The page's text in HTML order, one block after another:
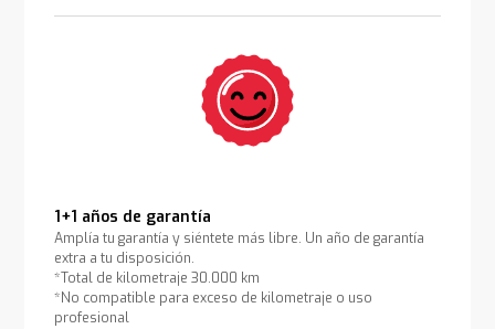
1+1 años de garantía
Amplía tu garantía y siéntete más libre. Un año de garantía
extra a tu disposición.
*Total de kilometraje 30.000 km
*No compatible para exceso de kilometraje o uso
profesional